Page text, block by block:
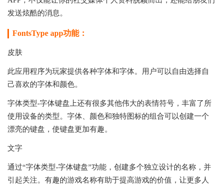
发送炫酷的消息。
FontsType app功能：
皮肤
此应用程序为玩家提供各种字体和字体。用户可以自由选择自
己喜欢的字体和颜色。
字体类型-字体键盘上还有很多其他伟大的表情符号，丰富了所
使用设备的类型。字体、颜色和独特图标的组合可以创建一个
漂亮的键盘，使键盘更加有趣。
文字
通过“字体类型-字体键盘”功能，创建多个独立设计的名称，并
引起关注。有趣的游戏名称有助于提高游戏的价值，让更多人